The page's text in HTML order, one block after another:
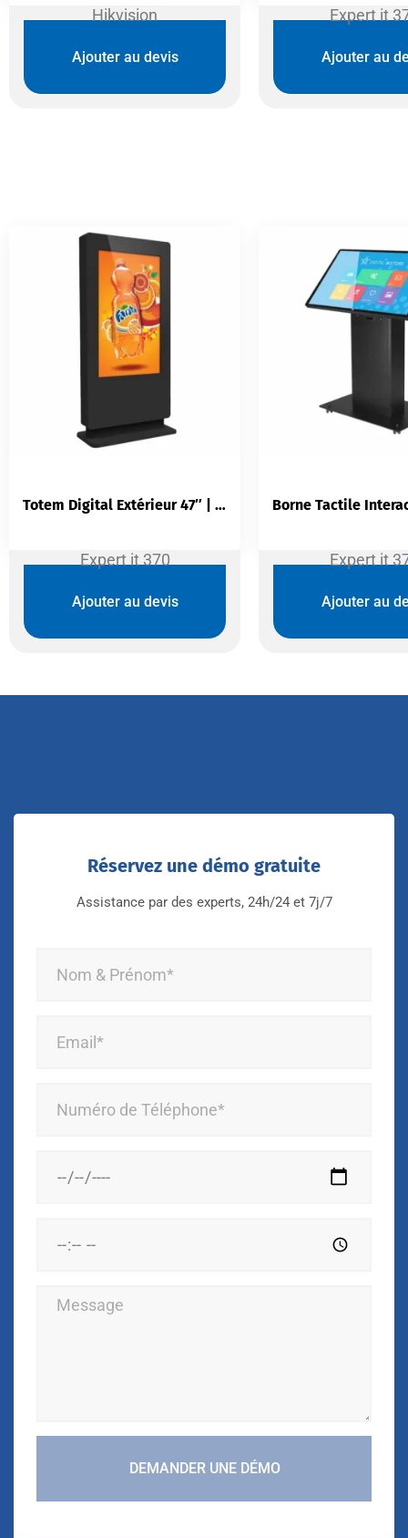
Hikvision
Ajouter au devis
Expert it
Ajouter au
Expert it 370
Totem Digital Extérieur 47″ | Affichage Dynamique Outdoor Full HD
Ajouter au devis
Expert it
Ajouter au
Réservez une démo gratuite
Assistance par des experts, 24h/24 et 7j/7
DEMANDER UNE DÉMO